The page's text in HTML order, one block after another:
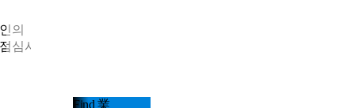
Find 業
인의
점심시간 활용백서